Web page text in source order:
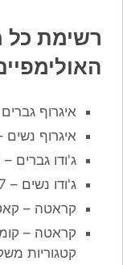
רשימת כל
איגרוף גברים – 11 קטגוריות
איגרוף נשים – 3 קטגוריות
ג'ודו גברים – 7 קטגוריות משקל
ג'ודו נשים – 7 קטגוריות משקל
קראטה –
קטגוריות